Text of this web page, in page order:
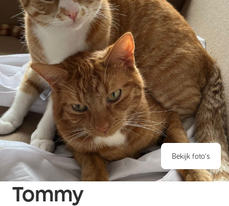
Bekijk foto's
Tommy